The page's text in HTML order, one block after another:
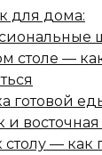
для дома:
столе —
готовой
восточная
— как